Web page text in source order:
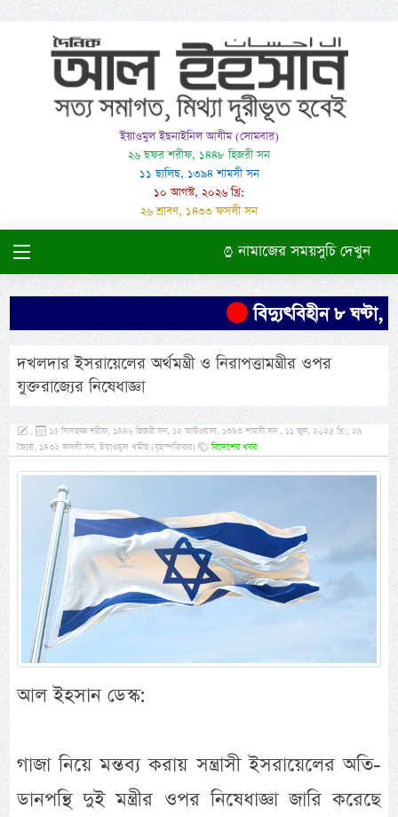
ইয়াওমুল ইছনাইনিল আযীম (সোমবার)
২৬ ছফর শরীফ, ১৪৪৮ হিজরী সন
১১ ছালিছ, ১৩৯৪ শামসী সন
১০ আগস্ট, ২০২৬ খ্রি:
২৬ শ্রাবণ, ১৪৩৩ ফসলী সন
নামাজের সময়সুচি দেখুন
বিদ্যুৎবিহীন ৮ ঘণ্টা,
দখলদার ইসরায়েলের অর্থমন্ত্রী ও নিরাপত্তামন্ত্রীর ওপর
যুক্তরাজ্যের নিষেধাজ্ঞা
,
১৫ যিলহজ্জ শরীফ, ১৪৪৬ হিজরী সন, ১২ আউওয়াল, ১৩৯৩ শামসী সন , ১১ জুন, ২০২৫ খ্রি:, ২৯
জ্যৈষ্ঠ, ১৪৩২ ফসলী সন, ইয়াওমুল খমীছ (বৃহস্পতিবার)
বিদেশের খবর
আল ইহসান ডেস্ক:
গাজা নিয়ে মন্তব্য করায় সন্ত্রাসী ইসরায়েলের অতি-
ডানপন্থি দুই মন্ত্রীর ওপর নিষেধাজ্ঞা জারি করেছে